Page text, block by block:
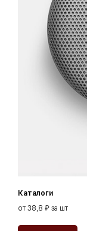
Каталоги
от 38,8 ₽ за шт